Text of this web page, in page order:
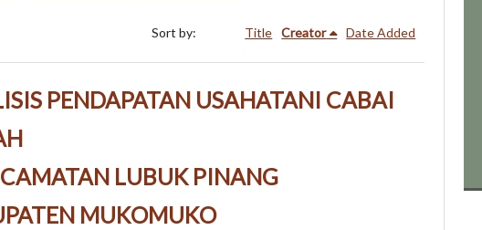
Sort by: Title Creator Date Added
PENDAPATAN USAHATANI CABAI
LUBUK PINANG
MUKOMUKO